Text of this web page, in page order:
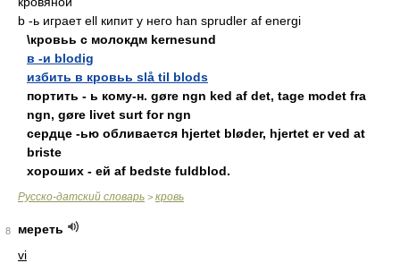
b -ь играет ell кипит у него han sprudler af energi
\кровьь с молокдм kernesund
в -и blodig
избить в кровьь slå til blods
портить - ь кому-н. gøre ngn ked af det, tage modet fra
ngn, gøre livet surt for ngn
сердце -ью обливается hjertet bløder, hjertet er ved at
briste
хороших - ей af bedste fuldblod.
Русско-датский словарь > кровь
8
мереть
vi